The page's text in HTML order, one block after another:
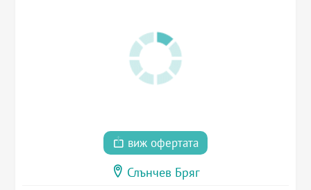
виж офертата
Слънчев Бряг